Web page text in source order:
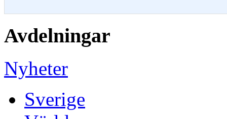
Avdelningar
Nyheter
Sverige